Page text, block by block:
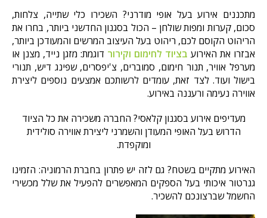
מתכננים אירוע בעל אופי מודרני? השכירו כלי שתייה, צלחות,
סכום, קערות ומפות שולחן – הכול בסגנון החדשני ביותר, בחרו את
הריהוט הקוסם לכם, ריהוט בעל העיצוב המרשים והמעודכן ביותר,
אבזרו את האירוע בציוד לחימום וקירור דוגמת: מזגן נייד, מצנן או
מערפל אוויר, תנור חימום, סמוברים, צ'יפסרים, שפינג דיש, תנורי
בישול ועוד. לצד זאת, עומדים לרשותכם אמצעים נוספים ליצירת
אווירה נעימה ורעננה באירוע.
מעדיפים אירוע בסגנון קלאסי? החברה משכירה את כל הציוד
הדרוש בעל האופי המעודן והשמרני ליצירת אווירה סולידית
ומוקפדת.
האירוע מתקיים בשטח? גם לזה יש פתרון בחברת הרמוניה: הזמינו
גנרטור איכותי בעל הספקים המאפשרים להפעיל את שלל מכשירי
החשמל שברצונכם להשכיר.